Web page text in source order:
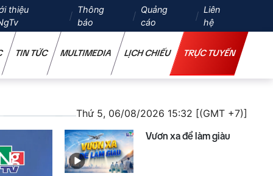
thiệu
Thông
báo
Quảng
cáo
Liên
hệ
TIN TỨC MULTIMEDIA LỊCH CHIẾU TRỰC TUYẾN
Thứ 5, 06/08/2026 15:32 [(GMT +7)]
Vươn xa để làm giàu